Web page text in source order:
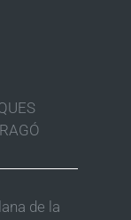
de la